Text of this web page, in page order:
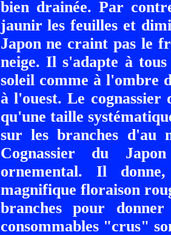
bien drainée. Par
jaunir les feuilles et
Japon ne craint pas le
neige. Il s'adapte à
soleil comme à l'ombre
à l'ouest. Le
qu'une taille
sur les branches d'au
Cognassier du
ornemental. Il
magnifique floraison
branches pour
consommables "crus"